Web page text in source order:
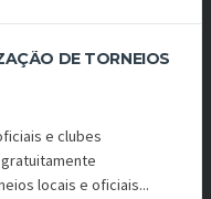
DE TORNEIOS
e clubes
locais e oficiais...